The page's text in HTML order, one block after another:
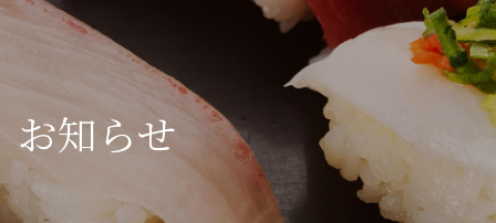
お知らせ